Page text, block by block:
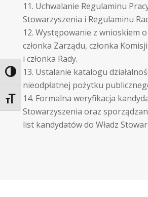
Toggle High Contrast
Toggle Font size
Uchwalanie Regulaminu
Stowarzyszenia i Regulaminu
Występowanie z wnioskiem o
członka Zarządu, członka
i członka Rady.
Ustalanie katalogu
nieodpłatnej pożytku
Formalna weryfikacja
Stowarzyszenia oraz
list kandydatów do Władz